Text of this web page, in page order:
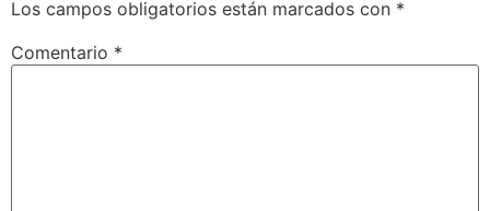
Los campos obligatorios están marcados con *
Comentario *